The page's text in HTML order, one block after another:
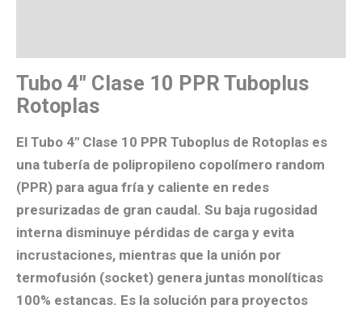
Tubo 4″ Clase 10 PPR Tuboplus
Rotoplas
El Tubo 4″ Clase 10 PPR Tuboplus de Rotoplas es
una tubería de polipropileno copolímero random
(PPR) para agua fría y caliente en redes
presurizadas de gran caudal. Su baja rugosidad
interna disminuye pérdidas de carga y evita
incrustaciones, mientras que la unión por
termofusión (socket) genera juntas monolíticas
100% estancas. Es la solución para proyectos